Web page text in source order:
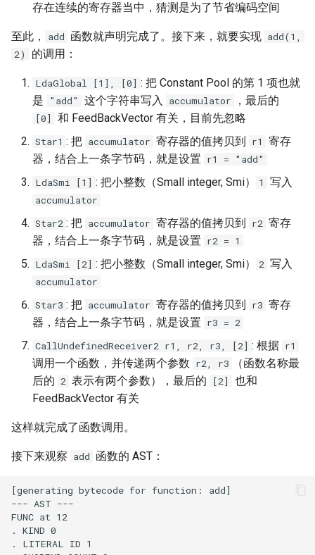
存在连续的寄存器当中，猜测是为了节省编码空间
至此， add 函数就声明完成了。接下来，就要实现 add(1,
2)
的调用：
LdaGlobal [1], [0] : 把 Constant Pool 的第 1 项也就
是
"add" 这个字符串写入 accumulator ，最后的
[0] 和 FeedBackVector 有关，目前先忽略
Star1 : 把 accumulator 寄存器的值拷贝到 r1
寄存
器，结合上一条字节码，就是设置 r1 = "add"
LdaSmi [1] : 把小整数（Small integer, Smi） 1 写入
accumulator
Star2 : 把 accumulator 寄存器的值拷贝到 r2 寄存
器，结合上一条字节码，就是设置 r2 = 1
LdaSmi [2] : 把小整数（Small integer, Smi） 2 写入
accumulator
Star3 : 把 accumulator 寄存器的值拷贝到 r3 寄存
器，结合上一条字节码，就是设置 r3 = 2
CallUndefinedReceiver2 r1, r2, r3, [2] : 根据 r1
调用一个函数，并传递两个参数 r2, r3
（函数名称最
后的 2 表示有两个参数），最后的 [2]
也和
FeedBackVector 有关
这样就完成了函数调用。
接下来观察 add 函数的 AST：